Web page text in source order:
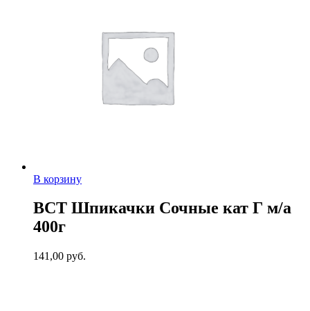
В корзину
ВСТ Шпикачки Сочные кат Г м/а
400г
141,00 руб.